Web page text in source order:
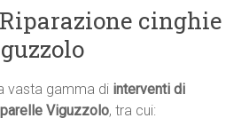
cinghie
vasta gamma di interventi di
Viguzzolo, tra cui: